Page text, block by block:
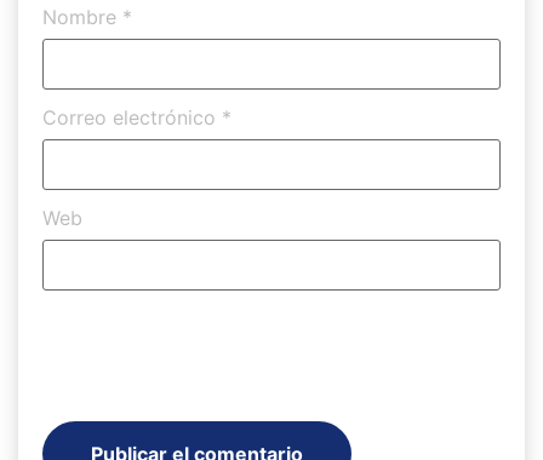
Nombre *
Correo electrónico *
Web